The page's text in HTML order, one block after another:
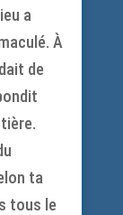
a
À
de
ta
tous le